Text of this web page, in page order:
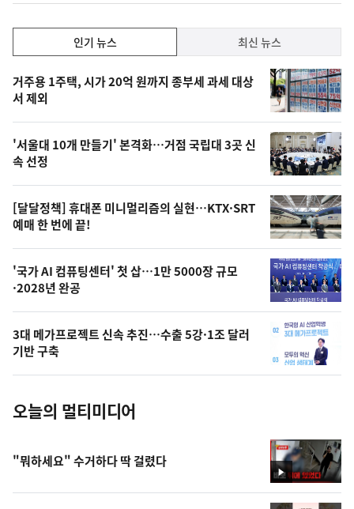
상
승
기,
최
신,
오
늘
의
영
상
오
의
사
진
인기 뉴스 최신 뉴스
기
뉴
스
거주용 1주택, 시가 20억 원까지 종부세 과세 대상
서 제외
'서울대 10개 만들기' 본격화…거점 국립대 3곳 신
속 선정
[달달정책] 휴대폰 미니멀리즘의 실현…KTX·SRT
예매 한 번에 끝!
'국가 AI 컴퓨팅센터' 첫 삽…1만 5000장 규모
·2028년 완공
3대 메가프로젝트 신속 추진…수출 5강·1조 달러
기반 구축
오늘의 멀티미디어
영
상
"뭐하세요" 수거하다 딱 걸렸다